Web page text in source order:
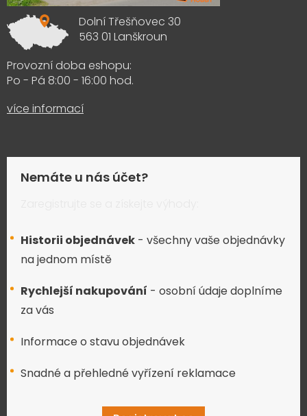
Dolní Třešňovec 30
563 01 Lanškroun
Provozní doba eshopu:
Po - Pá 8:00 - 16:00 hod.
více informací
Nemáte u nás účet?
Historii objednávek - všechny vaše objednávky
na jednom místě
Rychlejší nakupování - osobní údaje doplníme
za vás
Informace o stavu objednávek
Snadné a přehledné vyřízení reklamace